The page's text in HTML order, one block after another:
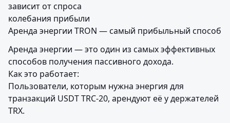
зависит от спроса
колебания прибыли
Аренда энергии TRON — самый прибыльный способ
Аренда энергии — это один из самых эффективных
способов получения пассивного дохода.
Как это работает:
Пользователи, которым нужна энергия для
транзакций USDT TRC-20, арендуют её у держателей
TRX.